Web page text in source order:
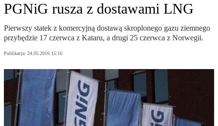
PGNiG rusza z dostawami LNG
Pierwszy statek z komercyjną dostawą skroplonego gazu ziemnego
przybędzie 17 czerwca z Kataru, a drugi 25 czerwca z Norwegii.
Publikacja: 24.05.2016 15:16